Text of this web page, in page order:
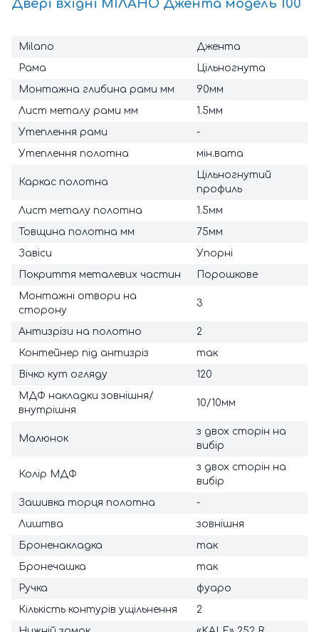
Двері вхідні МІЛАНО Джента модель 100
Milano
Джента
Рама
Цільногнута
Монтажна глибина рами мм
90мм
Лист металу рами мм
1.5мм
Утеплення рами
-
Утеплення полотна
мін.вата
Каркас полотна
Цільногнутий
профиль
Лист металу полотна
1.5мм
Товщина полотна мм
75мм
Завіси
Упорні
Покриття металевих частин
Порошкове
Монтажні отвори на
сторону
3
Антизрізи на полотно
2
Контейнер під антизріз
так
Вічко кут огляду
120
МДФ накладки зовнішня/
внутрішня
10/10мм
Малюнок
з двох сторін на
вибір
Колір МДФ
з двох сторін на
вибір
Зашивка торця полотна
-
Лиштва
зовнішня
Броненакладка
так
Бронечашка
так
Ручка
фуаро
Кількість контурів ущільнення
2